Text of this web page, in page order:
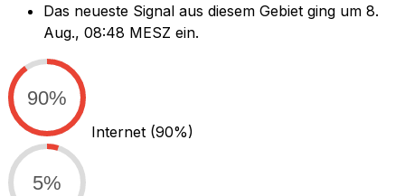
Das neueste Signal aus diesem Gebiet ging um 8.
Aug., 08:48 MESZ ein.
90%
Internet (90%)
5%